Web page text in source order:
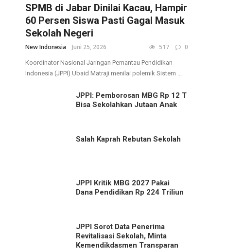
SPMB di Jabar Dinilai Kacau, Hampir
60 Persen Siswa Pasti Gagal Masuk
Sekolah Negeri
New Indonesia Juni 25, 2026 517 0
Koordinator Nasional Jaringan Pemantau Pendidikan
Indonesia (JPPI) Ubaid Matraji menilai polemik Sistem ...
JPPI: Pemborosan MBG Rp 12 T
Bisa Sekolahkan Jutaan Anak
Salah Kaprah Rebutan Sekolah
JPPI Kritik MBG 2027 Pakai
Dana Pendidikan Rp 224 Triliun
JPPI Sorot Data Penerima
Revitalisasi Sekolah, Minta
Kemendikdasmen Transparan